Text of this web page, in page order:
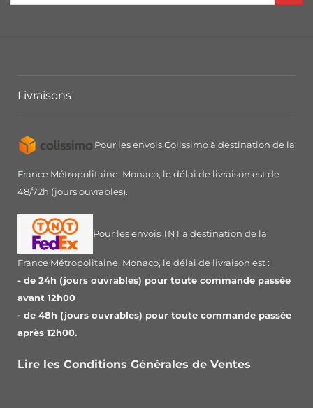
Livraisons
Pour les envois Colissimo à destination de la
France Métropolitaine, Monaco, le délai de livraison est de
48/72h (jours ouvrables).
Pour les envois TNT à destination de la
France Métropolitaine, Monaco, le délai de livraison est :
- de 24h (jours ouvrables) pour toute commande passée
avant 12h00
- de 48h (jours ouvrables) pour toute commande passée
après 12h00.
Lire les Conditions Générales de Ventes